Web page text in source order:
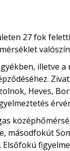
27 fok
illetve a
Heves,
másodfokút